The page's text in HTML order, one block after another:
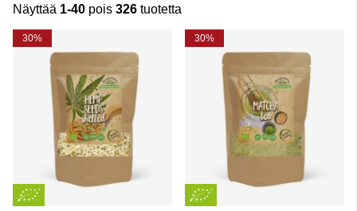
Näyttää 1-40 pois 326 tuotetta
Tuotteet
30% 30%